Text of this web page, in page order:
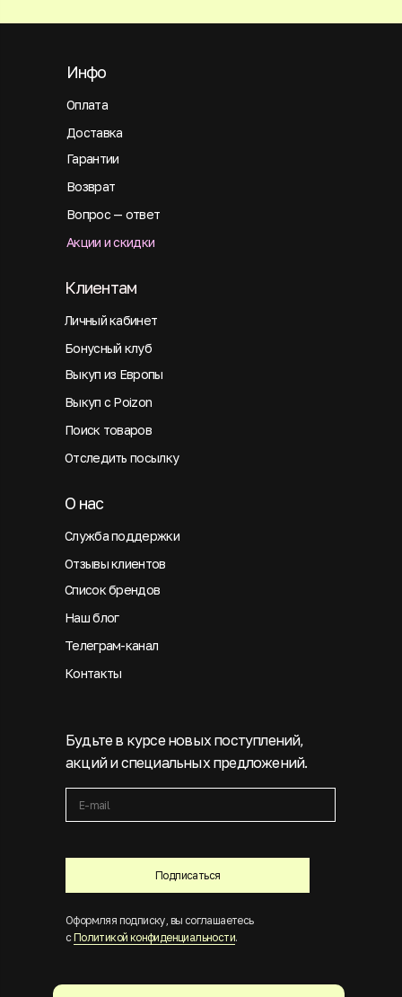
Оплата
Инфо
Подписаться
Будьте в курсе новых поступлений,
акций и специальных предложений.
Оформляя подписку, вы соглашаетесь
с Политикой конфиденциальности.
Доставка
Гарантии
Возврат
Вопрос — ответ
Акции и скидки
Личный кабинет
Клиентам
Бонусный клуб
Выкуп из Европы
Выкуп с Poizon
Поиск товаров
Отследить посылку
Служба поддержки
О нас
Отзывы клиентов
Список брендов
Наш блог
Телеграм-канал
Контакты